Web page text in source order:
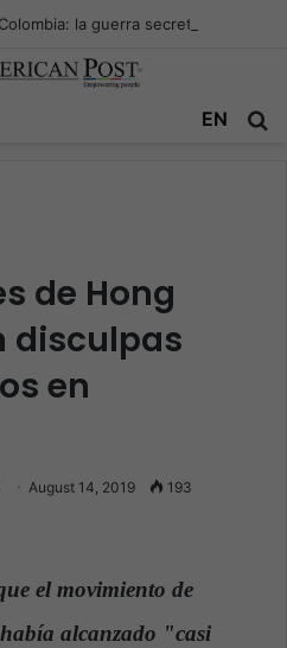
EN
de Hong
disculpas
en
n
August 14, 2019 193
el movimiento de
alcanzado "casi